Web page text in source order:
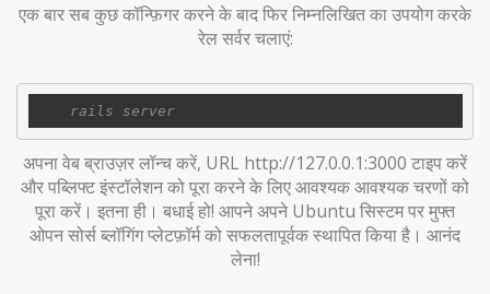
एक बार सब कुछ कॉन्फ़िगर करने के बाद फिर निम्नलिखित का उपयोग करके
रेल सर्वर चलाएं:
अपना वेब ब्राउज़र लॉन्च करें, URL http://127.0.0.1:3000 टाइप करें
और पब्लिफ्ट इंस्टॉलेशन को पूरा करने के लिए आवश्यक आवश्यक चरणों को
पूरा करें। इतना ही। बधाई हो! आपने अपने Ubuntu सिस्टम पर मुफ्त
ओपन सोर्स ब्लॉगिंग प्लेटफ़ॉर्म को सफलतापूर्वक स्थापित किया है। आनंद
लेना!